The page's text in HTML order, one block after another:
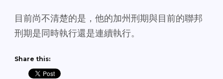
目前尚不清楚的是，他的加州刑期與目前的聯邦
刑期是同時執行還是連續執行。
Share this: